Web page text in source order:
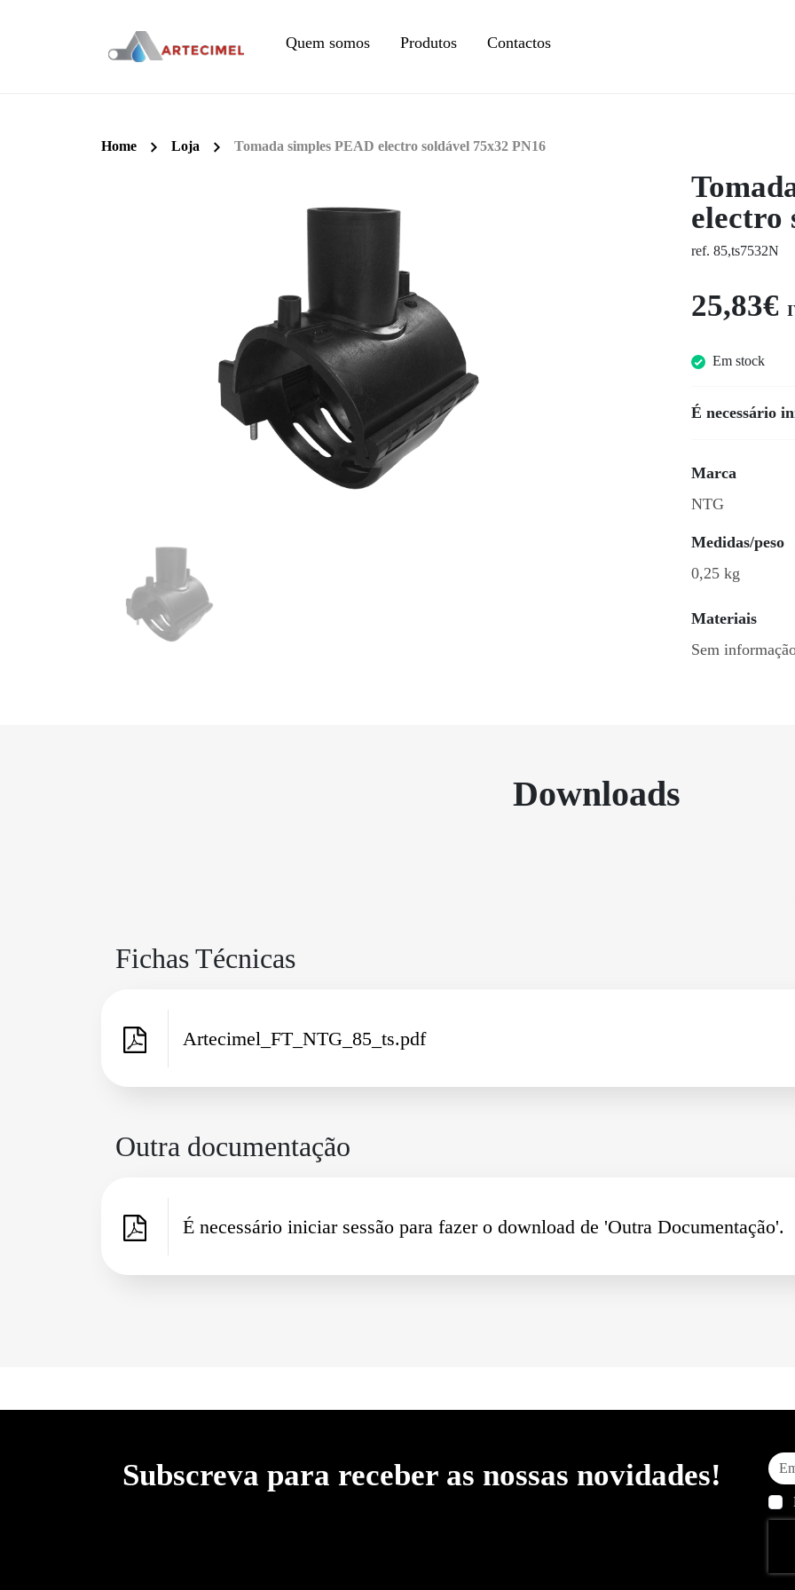
Quem somos Produtos Contactos
Home Loja Tomada simples PEAD electro soldável 75x32 PN16
electro
ref. 85,ts7532N
25,83€
Em stock
É necessário
Marca
NTG
Medidas/peso
0,25 kg
Materiais
Sem
Downloads
Fichas Técnicas
Artecimel_FT_NTG_85_ts.pdf
Outra documentação
É necessário iniciar sessão para fazer o download de 'Outra Documentação'.
Subscreva para receber as nossas novidades!